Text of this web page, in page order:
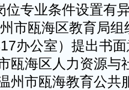
位专业条件设置有
市瓯海区教育局
办公室）提出书
瓯海区人力资源与
州市瓯海教育公共